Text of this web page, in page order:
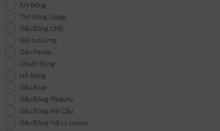
Khỉ Bông
Thỏ bông Usagi
Gấu Bông LINE
Gối tựa lưng
Gấu Panda
Chuột Bông
Hổ Bông
Gấu Bear
Gấu Bông Pikachu
Gấu Bông Hải Cẩu
Gấu Bông Hải Ly Loopy